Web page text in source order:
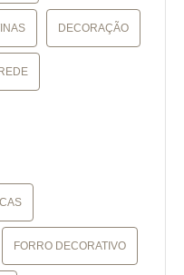
DECORAÇÃO
FORRO DECORATIVO